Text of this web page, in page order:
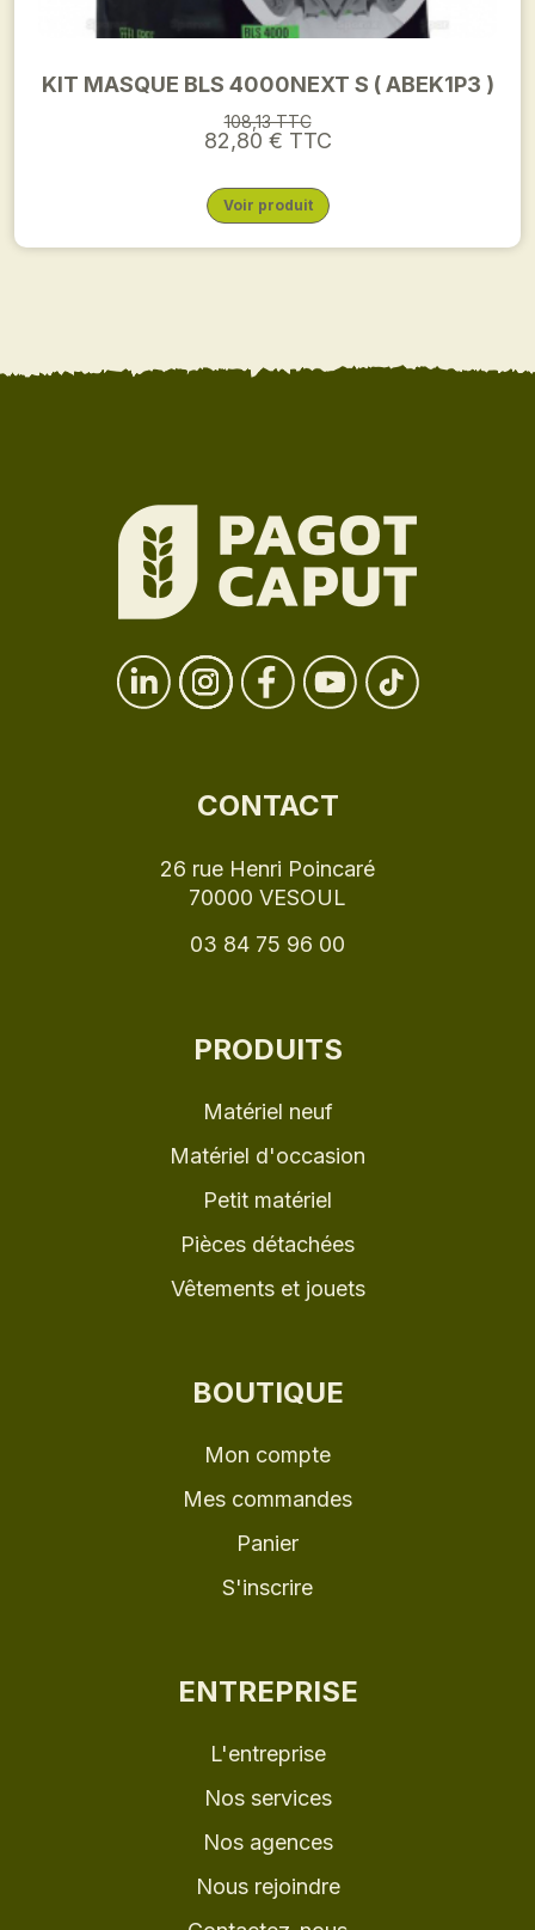
KIT MASQUE BLS 4000NEXT S ( ABEK1P3 )
108,13 TTC
82,80 € TTC
Voir produit
CONTACT
26 rue Henri Poincaré
70000 VESOUL
03 84 75 96 00
PRODUITS
Matériel neuf
Matériel d'occasion
Petit matériel
Pièces détachées
Vêtements et jouets
BOUTIQUE
Mon compte
Mes commandes
Panier
S'inscrire
ENTREPRISE
L'entreprise
Nos services
Nos agences
Nous rejoindre